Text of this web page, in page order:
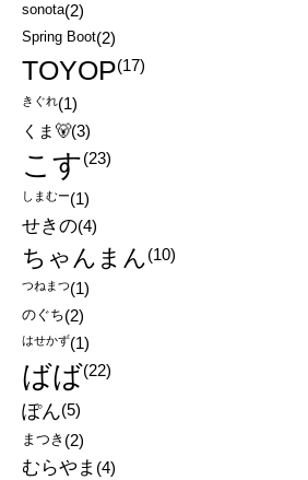
sonota(2)
Spring Boot(2)
TOYOP(17)
きぐれ(1)
くま🐻(3)
こす(23)
しまむー(1)
せきの(4)
ちゃんまん(10)
つねまつ(1)
のぐち(2)
はせかず(1)
ばば(22)
ぽん(5)
まつき (2)
むらやま (4)